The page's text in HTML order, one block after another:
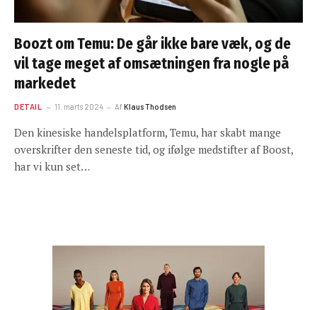
Boozt om Temu: De går ikke bare væk, og de
vil tage meget af omsætningen fra nogle på
markedet
DETAIL 11. marts 2024 AfKlaus Thodsen
Den kinesiske handelsplatform, Temu, har skabt mange
overskrifter den seneste tid, og ifølge medstifter af Boost,
har vi kun set…